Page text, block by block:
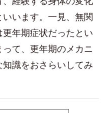
います。一見、無関
年期症状だったとい
て、更年期のメカニ
識をおさらいしてみ